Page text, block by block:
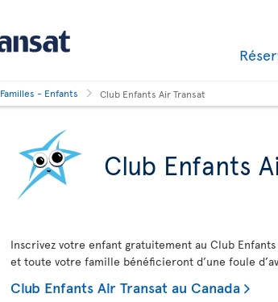
Familles - Enfants Club Enfants Air Transat
Club Enfants
Inscrivez votre enfant gratuitement au Club
et toute votre famille bénéficieront d’une foule
Club Enfants Air Transat au Canada